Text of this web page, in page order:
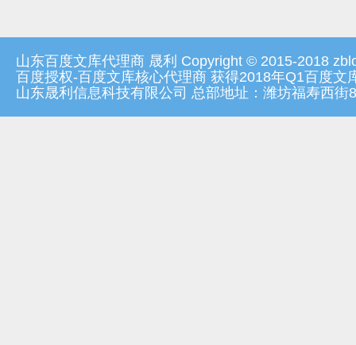
山东百度文库代理商 晟利 Copyright © 2015-2018
百度授权-百度文库核心代理商 获得2018年Q1百度文
山东晟利信息科技有限公司 总部地址：潍坊福寿西